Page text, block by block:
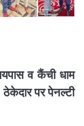
व कैंची धाम
ठेकेदार पर पेनल्टी